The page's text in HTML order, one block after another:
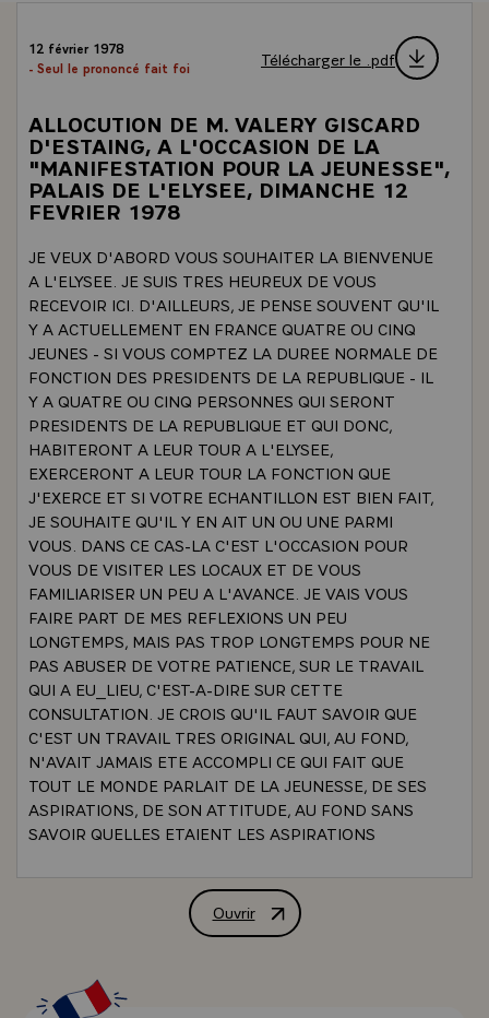
12 février 1978
- Seul le prononcé fait foi
Télécharger le .pdf
ALLOCUTION DE M. VALERY GISCARD
D'ESTAING, A L'OCCASION DE LA
"MANIFESTATION POUR LA JEUNESSE",
PALAIS DE L'ELYSEE, DIMANCHE 12
FEVRIER 1978
JE VEUX D'ABORD VOUS SOUHAITER LA BIENVENUE
A L'ELYSEE. JE SUIS TRES HEUREUX DE VOUS
RECEVOIR ICI. D'AILLEURS, JE PENSE SOUVENT QU'IL
Y A ACTUELLEMENT EN FRANCE QUATRE OU CINQ
JEUNES - SI VOUS COMPTEZ LA DUREE NORMALE DE
FONCTION DES PRESIDENTS DE LA REPUBLIQUE - IL
Y A QUATRE OU CINQ PERSONNES QUI SERONT
PRESIDENTS DE LA REPUBLIQUE ET QUI DONC,
HABITERONT A LEUR TOUR A L'ELYSEE,
EXERCERONT A LEUR TOUR LA FONCTION QUE
J'EXERCE ET SI VOTRE ECHANTILLON EST BIEN FAIT,
JE SOUHAITE QU'IL Y EN AIT UN OU UNE PARMI
VOUS. DANS CE CAS-LA C'EST L'OCCASION POUR
VOUS DE VISITER LES LOCAUX ET DE VOUS
FAMILIARISER UN PEU A L'AVANCE. JE VAIS VOUS
FAIRE PART DE MES REFLEXIONS UN PEU
LONGTEMPS, MAIS PAS TROP LONGTEMPS POUR NE
PAS ABUSER DE VOTRE PATIENCE, SUR LE TRAVAIL
QUI A EU_LIEU, C'EST-A-DIRE SUR CETTE
CONSULTATION. JE CROIS QU'IL FAUT SAVOIR QUE
C'EST UN TRAVAIL TRES ORIGINAL QUI, AU FOND,
N'AVAIT JAMAIS ETE ACCOMPLI CE QUI FAIT QUE
TOUT LE MONDE PARLAIT DE LA JEUNESSE, DE SES
ASPIRATIONS, DE SON ATTITUDE, AU FOND SANS
SAVOIR QUELLES ETAIENT LES ASPIRATIONS
SON COMPORTEMENT, DE SON ATTITUDE ET AINSI
NOUS AURONS MAINTENANT UN DOCUMENT DE
DES ASPIRATIONS DE LA JEUNESSE EN
CONNAISSANCE DE CAUSE. NATURELLEMENT, UNE
Ouvrir
ALLOCUTION DE M. VALERY